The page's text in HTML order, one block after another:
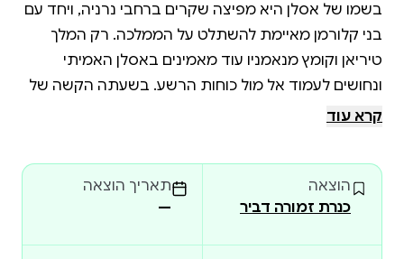
בשמו של אסלן היא מפיצה שקרים ברחבי נרניה, ויחד עם
בני קלורמן מאיימת להשתלט על הממלכה. רק המלך
טיריאן וקומץ מנאמניו עוד מאמינים באסלן האמיתי
ונחושים לעמוד אל מול כוחות הרשע. בשעתה הקשה של
נרניה קורא טיריאן לבני האנוש לחזור אל הממלכה
ק"ס לואיס (1963-1898) סופר, משורר ומסאי, פרופסור
קרא עוד
הוצאה
כנרת זמורה דביר
תאריך הוצאה
—